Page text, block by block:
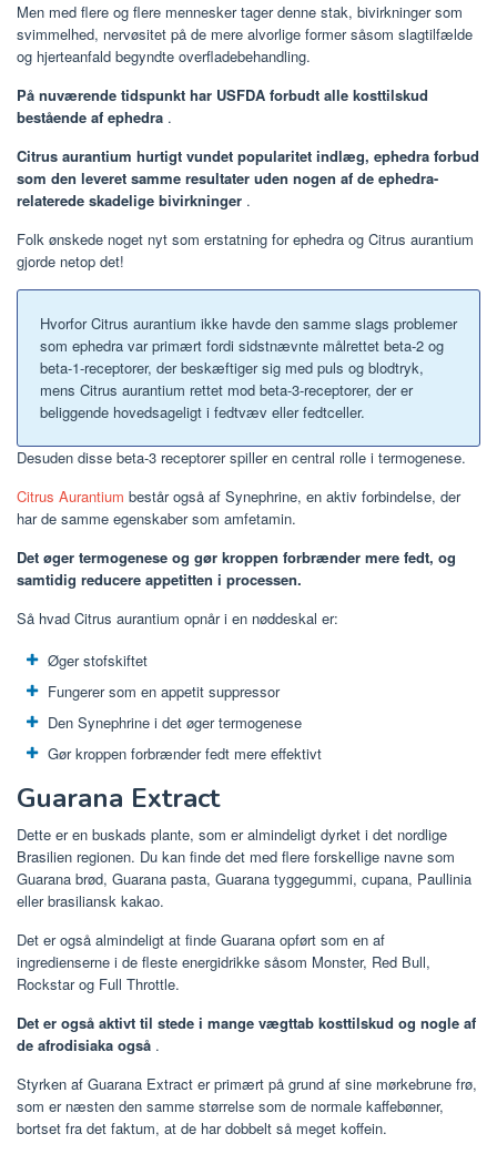
Men med flere og flere mennesker tager denne stak, bivirkninger som
svimmelhed, nervøsitet på de mere alvorlige former såsom slagtilfælde
og hjerteanfald begyndte overfladebehandling.
På nuværende tidspunkt har USFDA forbudt alle kosttilskud
bestående af ephedra .
Citrus aurantium hurtigt vundet popularitet indlæg, ephedra forbud
som den leveret samme resultater uden nogen af de ephedra-
relaterede skadelige bivirkninger .
Folk ønskede noget nyt som erstatning for ephedra og Citrus aurantium
gjorde netop det!
Hvorfor Citrus aurantium ikke havde den samme slags problemer
som ephedra var primært fordi sidstnævnte målrettet beta-2 og
beta-1-receptorer, der beskæftiger sig med puls og blodtryk,
mens Citrus aurantium rettet mod beta-3-receptorer, der er
beliggende hovedsageligt i fedtvæv eller fedtceller.
Desuden disse beta-3 receptorer spiller en central rolle i termogenese.
Citrus Aurantium består også af Synephrine, en aktiv forbindelse, der
har de samme egenskaber som amfetamin.
Det øger termogenese og gør kroppen forbrænder mere fedt, og
samtidig reducere appetitten i processen.
Så hvad Citrus aurantium opnår i en nøddeskal er:
Øger stofskiftet
Fungerer som en appetit suppressor
Den Synephrine i det øger termogenese
Gør kroppen forbrænder fedt mere effektivt
Guarana Extract
Dette er en buskads plante, som er almindeligt dyrket i det nordlige
Brasilien regionen. Du kan finde det med flere forskellige navne som
Guarana brød, Guarana pasta, Guarana tyggegummi, cupana, Paullinia
eller brasiliansk kakao.
Det er også almindeligt at finde Guarana opført som en af ​​
ingredienserne i de fleste energidrikke såsom Monster, Red Bull,
Rockstar og Full Throttle.
Det er også aktivt til stede i mange vægttab kosttilskud og nogle af
de afrodisiaka også .
Styrken af ​​Guarana Extract er primært på grund af sine mørkebrune frø,
som er næsten den samme størrelse som de normale kaffebønner,
bortset fra det faktum, at de har dobbelt så meget koffein.